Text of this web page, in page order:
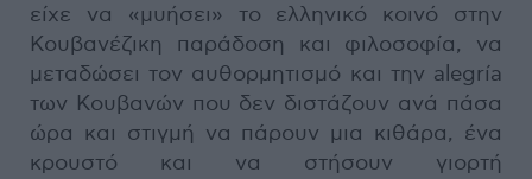
είχε να «μυήσει» το ελληνικό κοινό στην
Κουβανέζικη παράδοση και φιλοσοφία, να
μεταδώσει τον αυθορμητισμό και την alegría
των Κουβανών που δεν διστάζουν ανά πάσα
ώρα και στιγμή να πάρουν μια κιθάρα, ένα
κρουστό και να στήσουν γιορτή